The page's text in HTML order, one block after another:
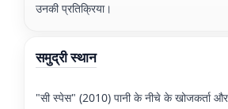
उनकी प्रतिक्रिया।
समुद्री स्थान
"सी स्पेस" (2010) पानी के नीचे के खोजकर्ता और